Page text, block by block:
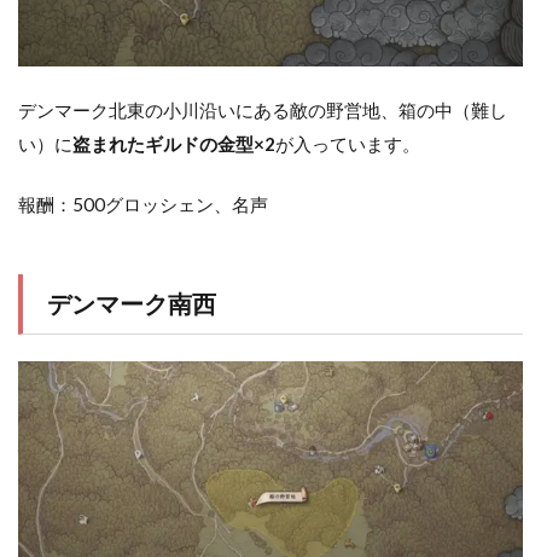
デンマーク北東の小川沿いにある敵の野営地、箱の中（難し
い）に盗まれたギルドの金型×2が入っています。
報酬：500グロッシェン、名声
デンマーク南西